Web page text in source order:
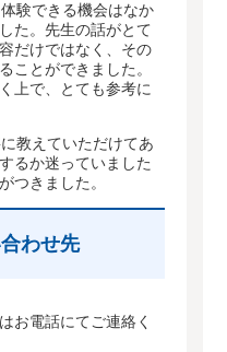
験できる機会はなか
た。先生の話がとて
だけではなく、その
ことができました。
上で、とても参考に
教えていただけてあ
るか迷っていました
つきました。
わせ先
お電話にてご連絡く